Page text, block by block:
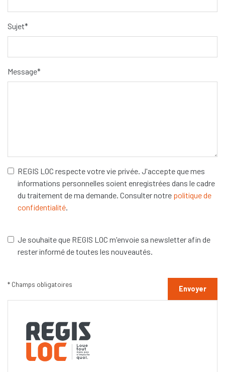
Sujet*
Message*
REGIS LOC respecte votre vie privée. J'accepte que mes
informations personnelles soient enregistrées dans le cadre
du traitement de ma demande. Consulter notre politique de
confidentialité.
Je souhaite que REGIS LOC m'envoie sa newsletter afin de
rester informé de toutes les nouveautés.
* Champs obligatoires
Envoyer